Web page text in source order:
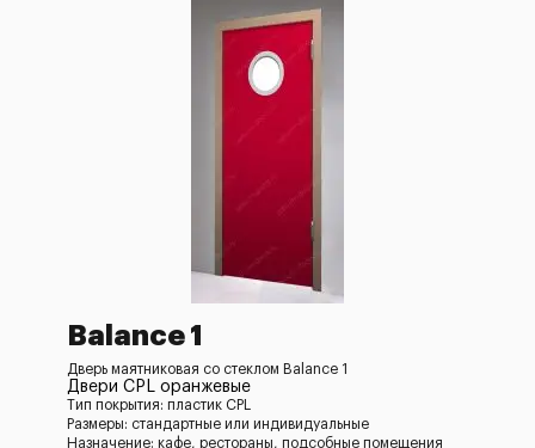
Balance 1
Дверь маятниковая со стеклом Balance 1
Двери CPL оранжевые
Тип покрытия: пластик CPL
Размеры: стандартные или индивидуальные
Назначение: кафе, рестораны, подсобные помещения